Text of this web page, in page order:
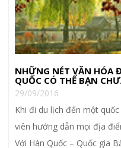
NHỮNG NÉT VĂN HÓA
QUỐC CÓ THỂ BẠN
29/09/2016
Khi đi du lịch đến một
viên hướng dẫn mọi địa
Với Hàn Quốc – Quốc gia